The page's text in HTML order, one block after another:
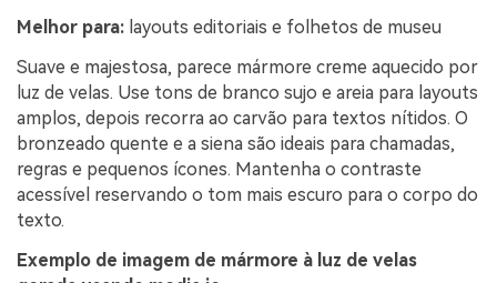
Melhor para: layouts editoriais e folhetos de museu
Suave e majestosa, parece mármore creme aquecido por
luz de velas. Use tons de branco sujo e areia para layouts
amplos, depois recorra ao carvão para textos nítidos. O
bronzeado quente e a siena são ideais para chamadas,
regras e pequenos ícones. Mantenha o contraste
acessível reservando o tom mais escuro para o corpo do
texto.
Exemplo de imagem de mármore à luz de velas